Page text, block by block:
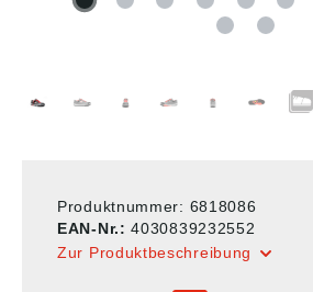
Produktnummer: 6818086
EAN-Nr.:4030839232552
Zur Produktbeschreibung